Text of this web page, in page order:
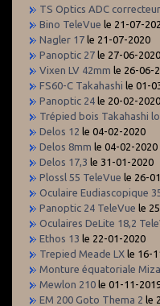
TS Optics ADC
Bino TeleVue le 21-07-
Nagler 17 le 21-07-2020
Panoptic 27 le 27-06-2020
Vixen LV 42mm le 26-06-
FS60-C Takahashi le 01-
Panoptic 24 le 20-02-2020
Trépied bois Takahashi
Delos 12 le 04-02-2020
Delos 8mm le 04-02-2020
Delos 17,3 le 31-01-2020
Plossl 55 TeleVue le 26-
Oculaire Eudiascopique
Panoptic 24 TeleVue le
Oculaires DeLite 18,2
Ethos 13 le 22-01-2020
Trepied Meade LX le 16-
Monture équatoriale
Mewlon 210 le 01-11-
EM 200 Goto Thema 2 le